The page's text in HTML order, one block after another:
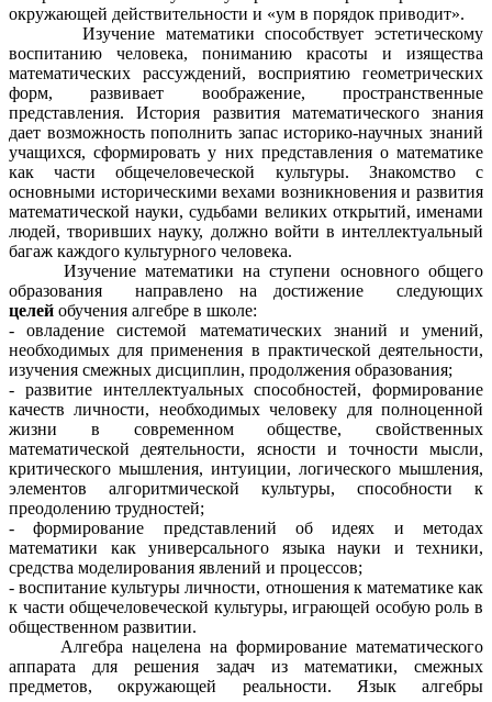
окружающей действительности и «ум в порядок приводит».
Изучение математики способствует эстетическому
воспитанию человека, пониманию красоты и изящества
математических рассуждений, восприятию геометрических
форм, развивает воображение, пространственные
представления. История развития математического знания
дает возможность пополнить запас историко-научных знаний
учащихся, сформировать у них представления о математике
как части общечеловеческой культуры. Знакомство с
основными историческими вехами возникновения и развития
математической науки, судьбами великих открытий, именами
людей, творивших науку, должно войти в интеллектуальный
багаж каждого культурного человека.
Изучение математики на ступени основного общего
образования направлено на достижение следующих
целей обучения алгебре в школе:
- овладение системой математических знаний и умений,
необходимых для применения в практической деятельности,
изучения смежных дисциплин, продолжения образования;
- развитие интеллектуальных способностей, формирование
качеств личности, необходимых человеку для полноценной
жизни в современном обществе, свойственных
математической деятельности, ясности и точности мысли,
критического мышления, интуиции, логического мышления,
элементов алгоритмической культуры, способности к
преодолению трудностей;
- формирование представлений об идеях и методах
математики как универсального языка науки и техники,
средства моделирования явлений и процессов;
- воспитание культуры личности, отношения к математике как
к части общечеловеческой культуры, играющей особую роль в
общественном развитии.
Алгебра нацелена на формирование математического
аппарата для решения задач из математики, смежных
предметов, окружающей реальности. Язык алгебры